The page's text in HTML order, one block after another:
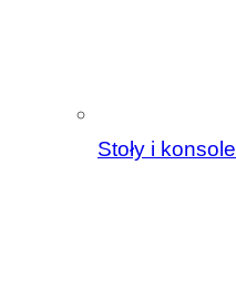
Stoły i konsole